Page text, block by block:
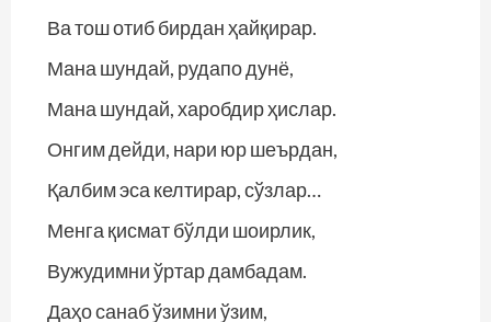
Ва тош отиб бирдан ҳайқирар.
Мана шундай, рудапо дунё,
Мана шундай, харобдир ҳислар.
Онгим дейди, нари юр шеърдан,
Қалбим эса келтирар, сўзлар…
Менга қисмат бўлди шоирлик,
Вужудимни ўртар дамбадам.
Даҳо санаб ўзимни ўзим,